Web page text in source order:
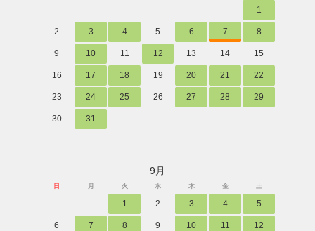
1
2 3 4 5 6 7 8
9 10 11 12 13 14 15
16 17 18 19 20 21 22
23 24 25 26 27 28 29
30 31
9月
日 月 火 水 木 金 土
1 2 3 4 5
6 7 8 9 10 11 12